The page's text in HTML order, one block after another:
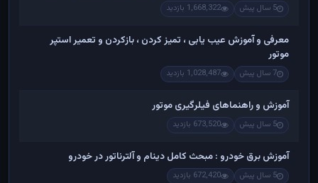
5 سال پیش 1,668,322 بازدید
معرفی و آموزش عیب یابی ، تمیز کردن ، بازکردن و تعمیر استپر
موتور
7 سال پیش 1,028,487 بازدید
آموزش و راهنماهای فیلرگیری موتور
5 سال پیش 673,520 بازدید
آموزش برق خودرو : مبحث کامل دینام و آلترناتور در خودرو
5 سال پیش 672,420 بازدید